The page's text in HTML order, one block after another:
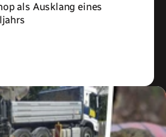
als Ausklang eines